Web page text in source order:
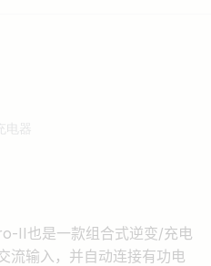
电器
II也是一款组合式逆变/充电
流输入，并自动连接有功电